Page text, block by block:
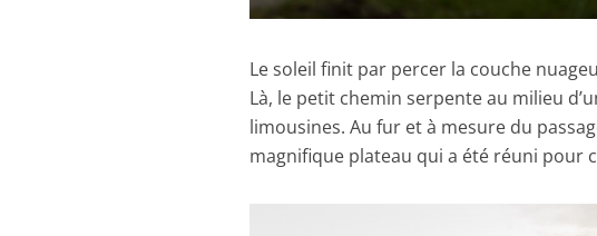
Le soleil finit par percer la couche
Là, le petit chemin serpente au milieu
limousines. Au fur et à mesure du
magnifique plateau qui a été réuni pour